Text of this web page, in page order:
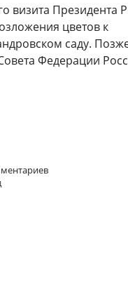
визита Президента
цветов к
саду.
Федерации